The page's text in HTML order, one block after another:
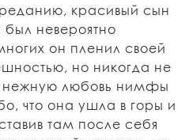
красивый сын
был невероятно
он пленил своей
но никогда не
любовь нимфы
что она ушла в горы и
там после себя